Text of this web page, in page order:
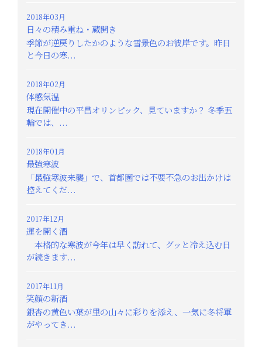
2018年03月
日々の積み重ね・蔵開き
季節が逆戻りしたかのような雪景色のお彼岸です。昨日
と今日の寒...
2018年02月
体感気温
現在開催中の平昌オリンピック、見ていますか？ 冬季五
輪では、...
2018年01月
最強寒波
「最強寒波来襲」で、首都圏では不要不急のお出かけは
控えてくだ...
2017年12月
運を開く酒
本格的な寒波が今年は早く訪れて、グッと冷え込む日
が続きます...
2017年11月
笑顔の新酒
銀杏の黄色い葉が里の山々に彩りを添え、一気に冬将軍
がやってき...